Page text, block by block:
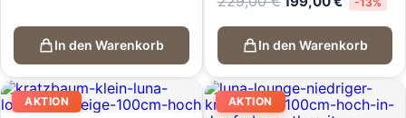
In den Warenkorb
Preis
war:
229,00 €
Preis
ist:
199,00 €.
In den Warenkorb
AKTION AKTION